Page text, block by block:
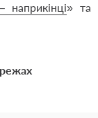
наприкінці» та